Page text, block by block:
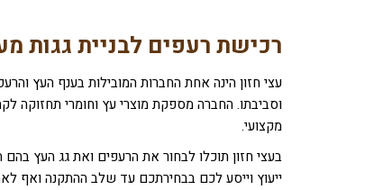
רכישת רעפים לבניית גגות
עצי חזון הינה אחת החברות המובילות בענף העץ
וסביבתו. החברה מספקת מוצרי עץ וחומרי תחזוקה
מקצועי.
בעצי חזון תוכלו לבחור את הרעפים ואת גג העץ
ייעוץ וייסע לכם בבחירתכם עד שלב ההתקנה ואף